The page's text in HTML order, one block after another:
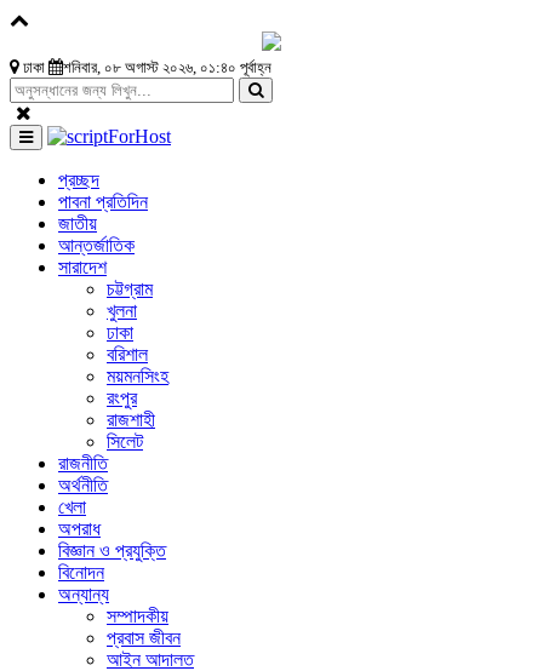
ঢাকা শনিবার, ০৮ অগাস্ট ২০২৬, ০১:৪০ পূর্বাহ্ন
প্রচ্ছদ
পাবনা প্রতিদিন
জাতীয়
আন্তর্জাতিক
সারাদেশ
চট্টগ্রাম
খুলনা
ঢাকা
বরিশাল
ময়মনসিংহ
রংপুর
রাজশাহী
সিলেট
রাজনীতি
অর্থনীতি
খেলা
অপরাধ
বিজ্ঞান ও প্রযুক্তি
বিনোদন
অন্যান্য
সম্পাদকীয়
প্রবাস জীবন
আইন আদালত